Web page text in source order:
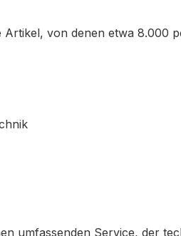
von denen etwa 8.000
umfassenden Service, der